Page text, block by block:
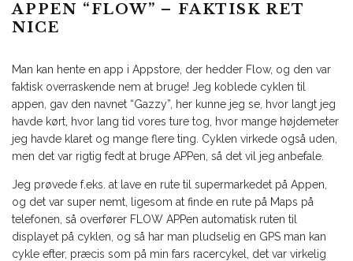
APPEN “FLOW” – FAKTISK RET
NICE
Man kan hente en app i Appstore, der hedder Flow, og den var
faktisk overraskende nem at bruge! Jeg koblede cyklen til
appen, gav den navnet “Gazzy”, her kunne jeg se, hvor langt jeg
havde kørt, hvor lang tid vores ture tog, hvor mange højdemeter
jeg havde klaret ️og mange flere ting. Cyklen virkede også uden,
men det var rigtig fedt at bruge APPen, så det vil jeg anbefale.
Jeg prøvede f.eks. at lave en rute til supermarkedet på Appen,
og det var super nemt, ligesom at finde en rute på Maps på
telefonen, så overfører FLOW APPen automatisk ruten til
displayet på cyklen, og så har man pludselig en GPS man kan
cykle efter, præcis som på min fars racercykel, det var virkelig